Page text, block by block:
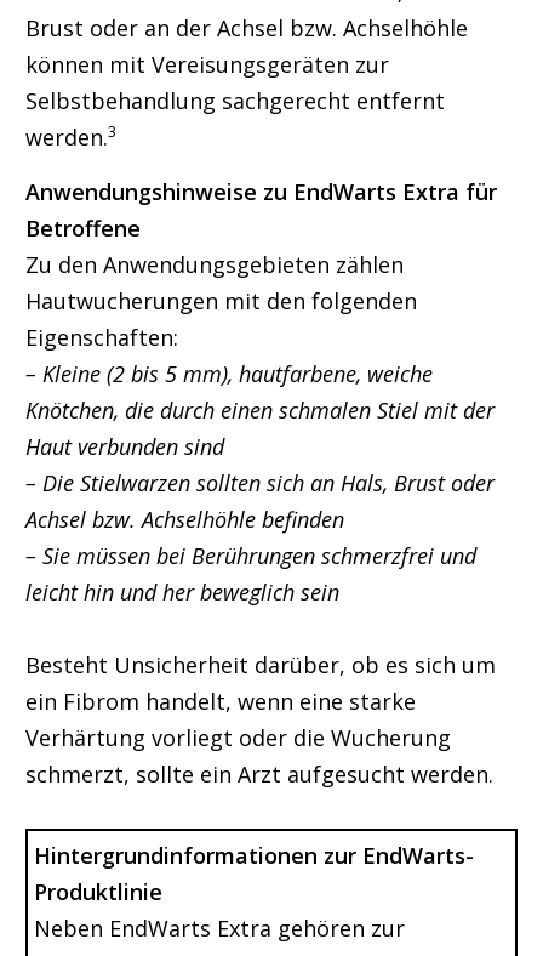
Brust oder an der Achsel bzw. Achselhöhle
können mit Vereisungsgeräten zur
Selbstbehandlung sachgerecht entfernt
werden.3
Anwendungshinweise zu EndWarts Extra für
Betroffene
Zu den Anwendungsgebieten zählen
Hautwucherungen mit den folgenden
Eigenschaften:
– Kleine (2 bis 5 mm), hautfarbene, weiche
Knötchen, die durch einen schmalen Stiel mit der
Haut verbunden sind
– Die Stielwarzen sollten sich an Hals, Brust oder
Achsel bzw. Achselhöhle befinden
– Sie müssen bei Berührungen schmerzfrei und
leicht hin und her beweglich sein
Besteht Unsicherheit darüber, ob es sich um
ein Fibrom handelt, wenn eine starke
Verhärtung vorliegt oder die Wucherung
schmerzt, sollte ein Arzt aufgesucht werden.
Hintergrundinformationen zur EndWarts-
Produktlinie
Neben EndWarts Extra gehören zur